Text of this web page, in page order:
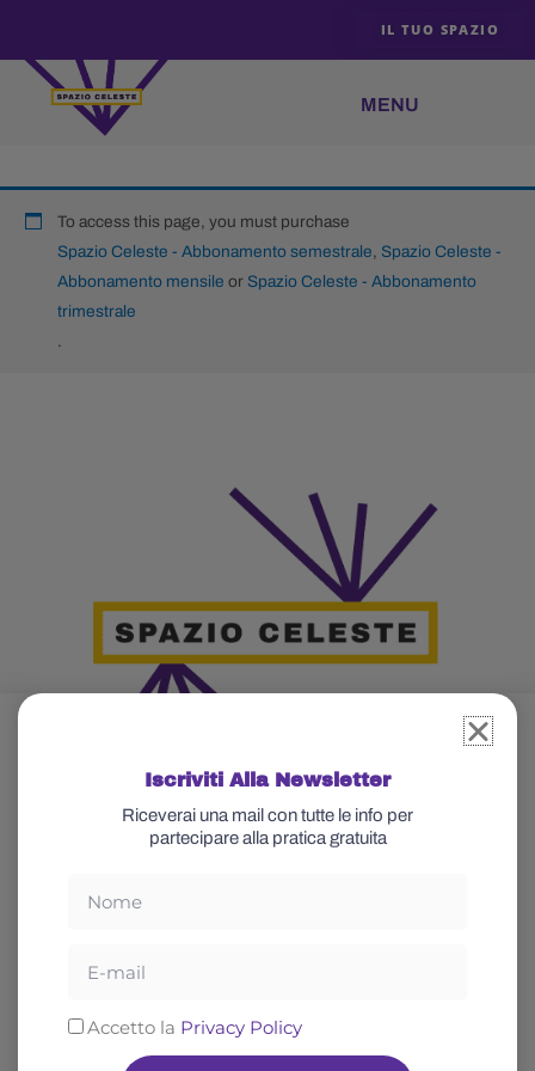
contenuto
IL TUO SPAZIO
To access this page, you must purchase
Spazio Celeste - Abbonamento semestrale, Spazio Celeste -
Abbonamento mensile or Spazio Celeste - Abbonamento
trimestrale
.
Glossario
Cos’è lo yoga
Spiritualità
Rilassamento
Abbonati
Blog
Iscriviti Alla Newsletter
Riceverai una mail con tutte le info per
partecipare alla pratica gratuita
Privacy
Accetto la Privacy Policy